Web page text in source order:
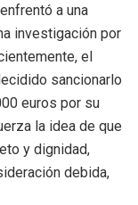
a una
investigación por
el
sancionarlo
euros por su
la idea de que
y dignidad,
debida,